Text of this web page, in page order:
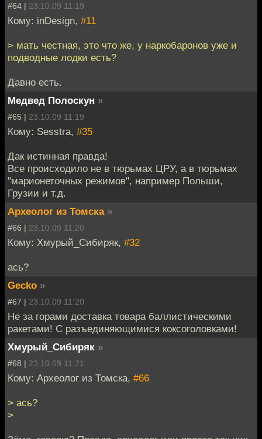
#64 | 23.10.09 11:19
Кому: inDesign, #11
> мать честная, это что же, у наркобаронов уже и
подводные лодки есть?
Давно есть.
Медвед Полоскун »
#65 | 23.10.09 11:19
Кому: Sesstra, #35
Дак истинная правда!
Все происходило не в тюрьмах ЦРУ, а в тюрьмах
"марионеточных режимов", например Польши,
Грузии и т.д.
Археолог из Томска »
#66 | 23.10.09 11:20
Кому: Хмурый_Сибиряк, #32
ась?
Gecko »
#67 | 23.10.09 11:20
Не за горами доставка товара баллистическими
ракетами! С разъединяющимися коксоголовками!
Хмурый_Сибиряк »
#68 | 23.10.09 11:21
Кому: Археолог из Томска, #66
> ась?
>